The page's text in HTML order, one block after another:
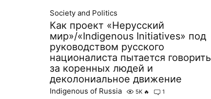
Society and Politics
Как проект «Нерусский
мир»/«Indigenous Initiatives» под
руководством русского
националиста пытается говорить
за коренных людей и
деколониальное движение
Indigenous of Russia 5K 🔥 1